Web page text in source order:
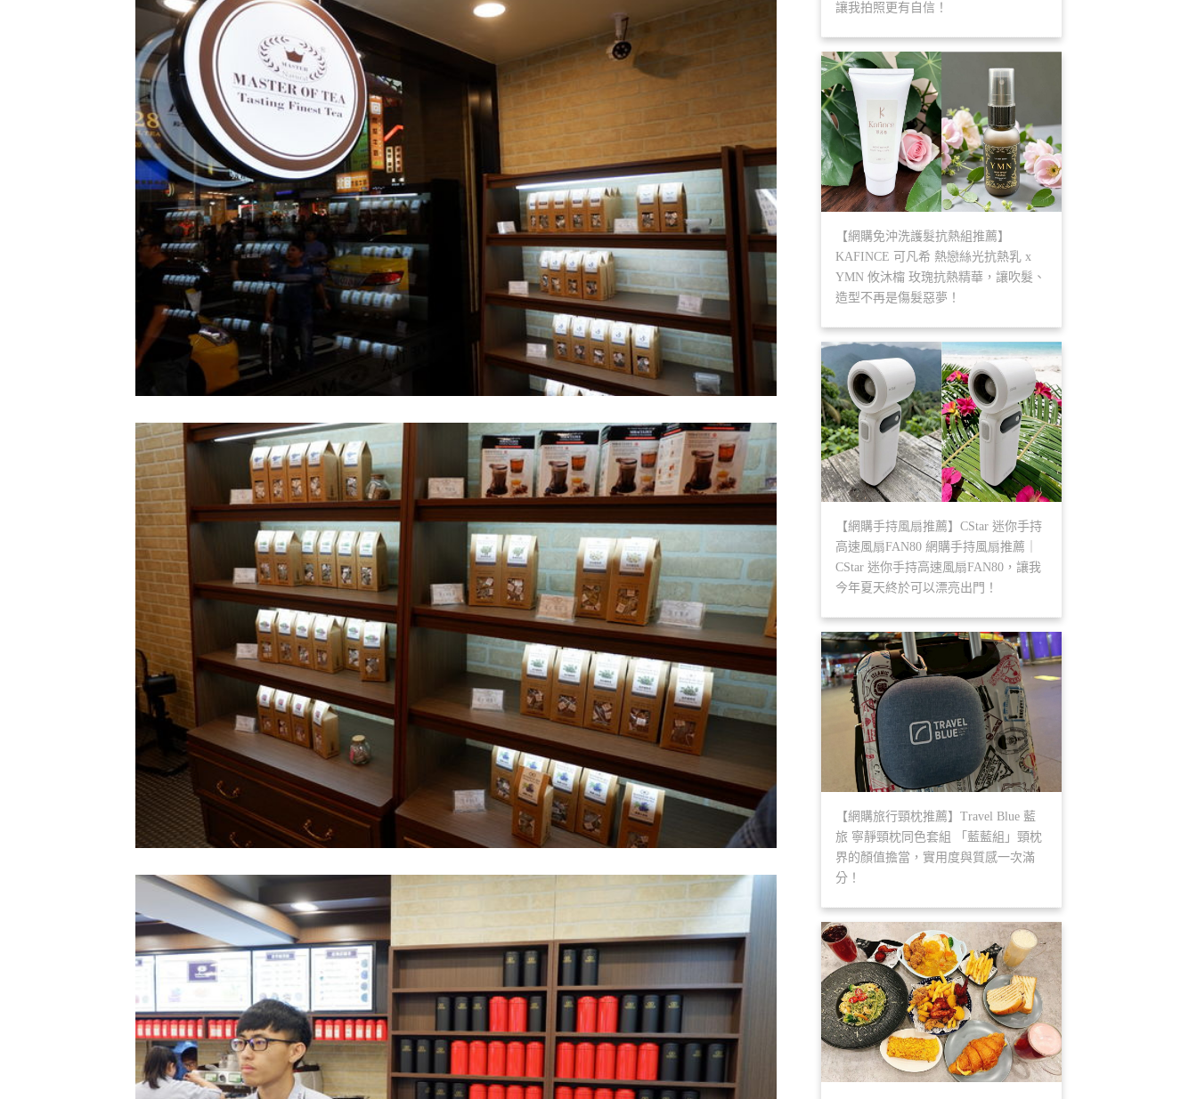
讓我拍照更有自信！
【網購免沖洗護髮抗熱組推薦】
KAFINCE 可凡希 熱戀絲光抗熱乳 x
YMN 攸沐橣 玫瑰抗熱精華，讓吹髮、
造型不再是傷髮惡夢！
【網購手持風扇推薦】CStar 迷你手持
高速風扇FAN80 網購手持風扇推薦｜
CStar 迷你手持高速風扇FAN80，讓我
今年夏天終於可以漂亮出門！
【網購旅行頸枕推薦】Travel Blue 藍
旅 寧靜頸枕同色套組 「藍藍組」頸枕
界的顏值擔當，實用度與質感一次滿
分！